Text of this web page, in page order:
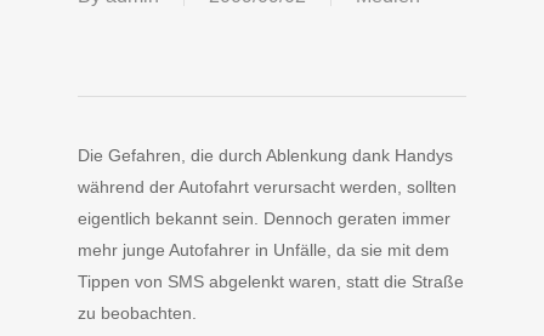
Die Gefahren, die durch Ablenkung dank Handys
während der Autofahrt verursacht werden, sollten
eigentlich bekannt sein. Dennoch geraten immer
mehr junge Autofahrer in Unfälle, da sie mit dem
Tippen von SMS abgelenkt waren, statt die Straße
zu beobachten.